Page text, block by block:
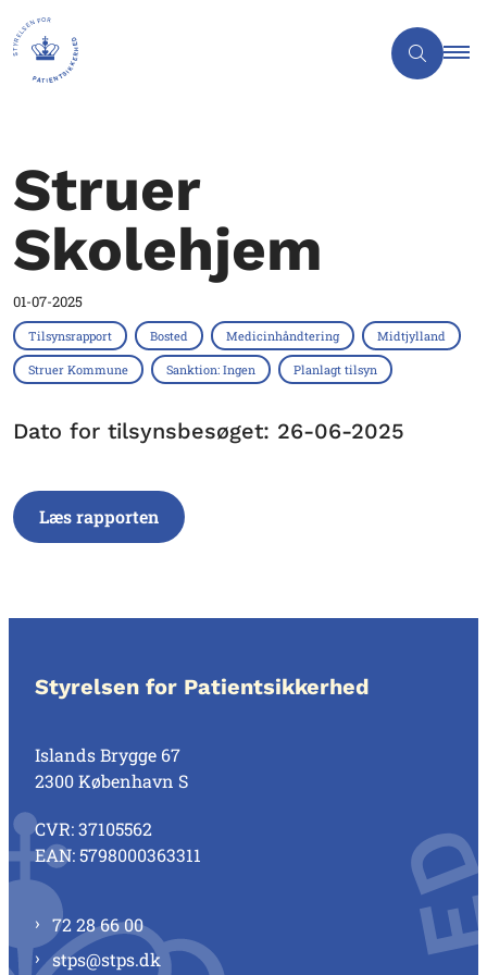
Struer
Skolehjem
01-07-2025
Tilsynsrapport Bosted Medicinhåndtering Midtjylland
Struer Kommune Sanktion: Ingen Planlagt tilsyn
Dato for tilsynsbesøget: 26-06-2025
Læs rapporten
Styrelsen for Patientsikkerhed
Islands Brygge 67
2300 København S
CVR: 37105562
EAN: 5798000363311
72 28 66 00
stps@stps.dk